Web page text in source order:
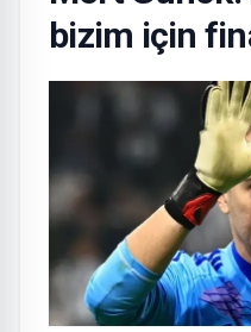
bizim için